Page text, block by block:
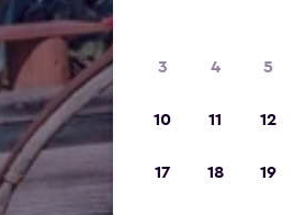
3 4 5
10 11 12
17 18 19